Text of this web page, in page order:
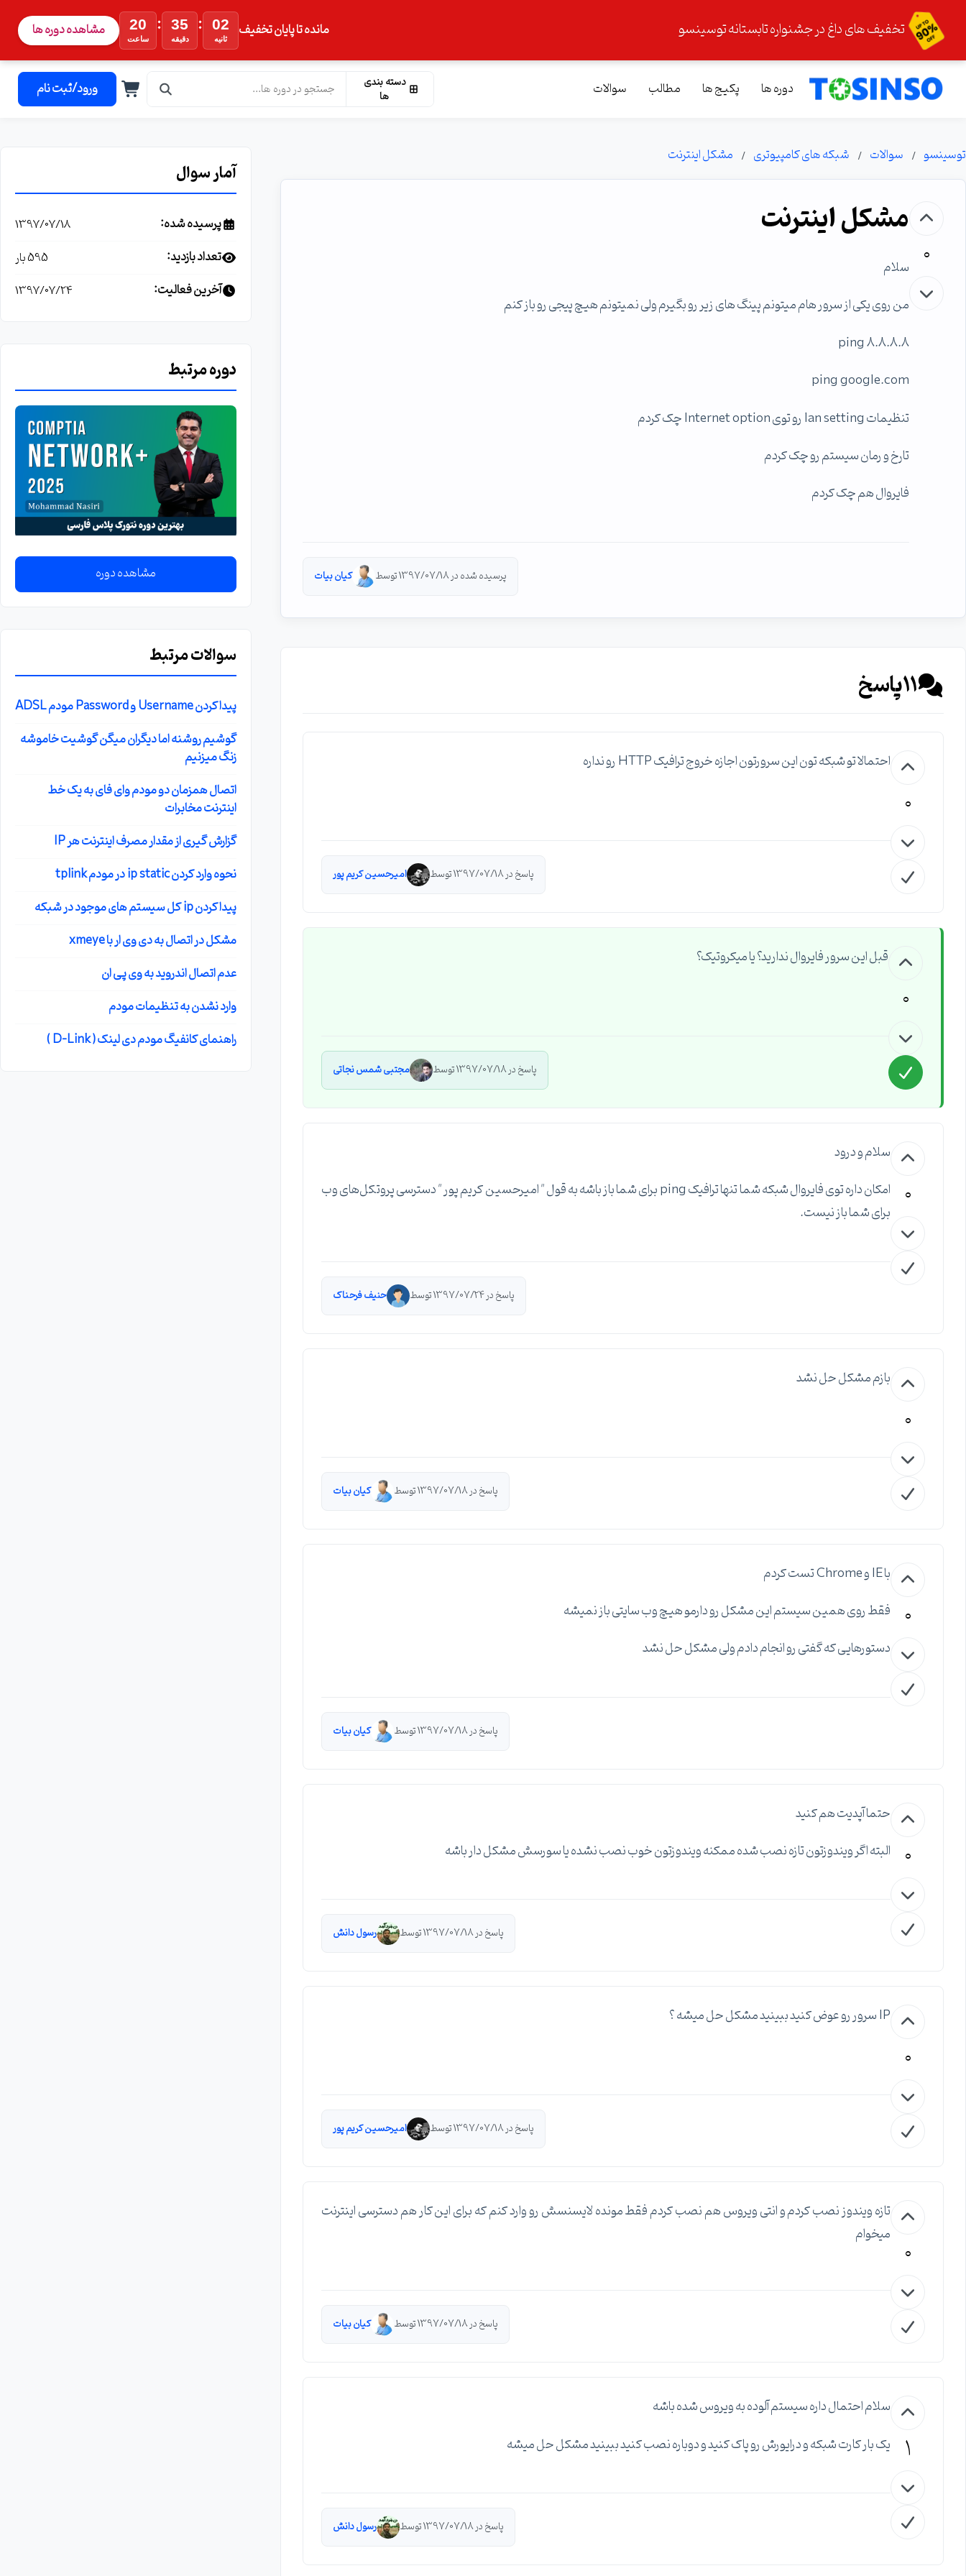
تخفیف های داغ در جشنواره تابستانه توسینسو مانده تا پایان تخفیف 20
ساعت
: 35
دقیقه
: 01
ثانیه مشاهده دوره ها
دوره ها پکیج ها مطالب سوالات
دسته بندی
ها
ورود/ثبت نام
توسینسو سوالات شبکه های کامپیوتری مشکل اینترنت
0
مشکل اینترنت
سلام
من روی یکی از سرور هام میتونم پینگ های زیر رو بگیرم ولی نمیتونم هیچ پیجی رو باز کنم
ping 8.8.8.8
ping google.com
تنظیمات lan setting رو توی Internet option چک کردم
تارخ و رمان سیستم رو چک کردم
فایروال هم چک کردم
پرسیده شده در 1397/07/18 توسط کیان بیات
11پاسخ
0
احتمالا تو شبکه تون این سرورتون اجازه خروج ترافیک HTTP رو نداره
پاسخ در 1397/07/18 توسط امیرحسین کریم پور
0
قبل این سرور فایروال ندارید؟ یا میکروتیک؟
پاسخ در 1397/07/18 توسط مجتبی شمس نجاتی
0
سلام و درود
امکان داره توی فایروال شبکه شما تنها ترافیک ping برای شما باز باشه به قول " امیرحسین کریم پور " دسترسی پروتکل‌های وب
برای شما باز نیست.
پاسخ در 1397/07/24 توسط حنیف فرحناک
0
بازم مشکل حل نشد
پاسخ در 1397/07/18 توسط کیان بیات
0
با IE و Chrome تست کردم
فقط روی همین سیستم این مشکل رو دارمو هیچ وب سایتی باز نمیشه
دستورهایی که گفتی رو انجام دادم ولی مشکل حل نشد
پاسخ در 1397/07/18 توسط کیان بیات
0
حتما آپدیت هم کنید
البته اگر ویندوزتون تازه نصب شده ممکنه ویندوزتون خوب نصب نشده یا سورسش مشکل دار باشه
پاسخ در 1397/07/18 توسط رسول دانش
0
IP سرور رو عوض کنید ببینید مشکل حل میشه ؟
پاسخ در 1397/07/18 توسط امیرحسین کریم پور
0
تازه ویندوز نصب کردم و انتی ویروس هم نصب کردم فقط مونده لایسنسش رو وارد کنم که برای این کار هم دسترسی اینترنت
میخوام
پاسخ در 1397/07/18 توسط کیان بیات
1
سلام احتمال داره سیستم آلوده به ویروس شده باشه
یک بار کارت شبکه و درایورش رو پاک کنید و دوباره نصب کنید ببینید مشکل حل میشه
پاسخ در 1397/07/18 توسط رسول دانش
آمار سوال
پرسیده شده: 1397/07/18
تعداد بازدید: 595 بار
آخرین فعالیت: 1397/07/24
دوره مرتبط
مشاهده دوره
سوالات مرتبط
پیدا کردن Username و Password مودم ADSL
گوشیم روشنه اما دیگران میگن گوشیت خاموشه
زنگ میزنیم
اتصال همزمان دو مودم وای فای به یک خط
اینترنت مخابرات
گزارش گیری از مقدار مصرف اینترنت هر IP
نحوه وارد کردن ip static در مودم tplink
پیدا کردن ip کل سیستم های موجود در شبکه
مشکل در اتصال به دی وی ار با xmeye
عدم اتصال اندروید به وی پی ان
وارد نشدن به تنظیمات مودم
راهنمای کانفیگ مودم دی لینک ( D-Link )